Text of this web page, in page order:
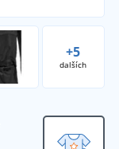
+5
dalších